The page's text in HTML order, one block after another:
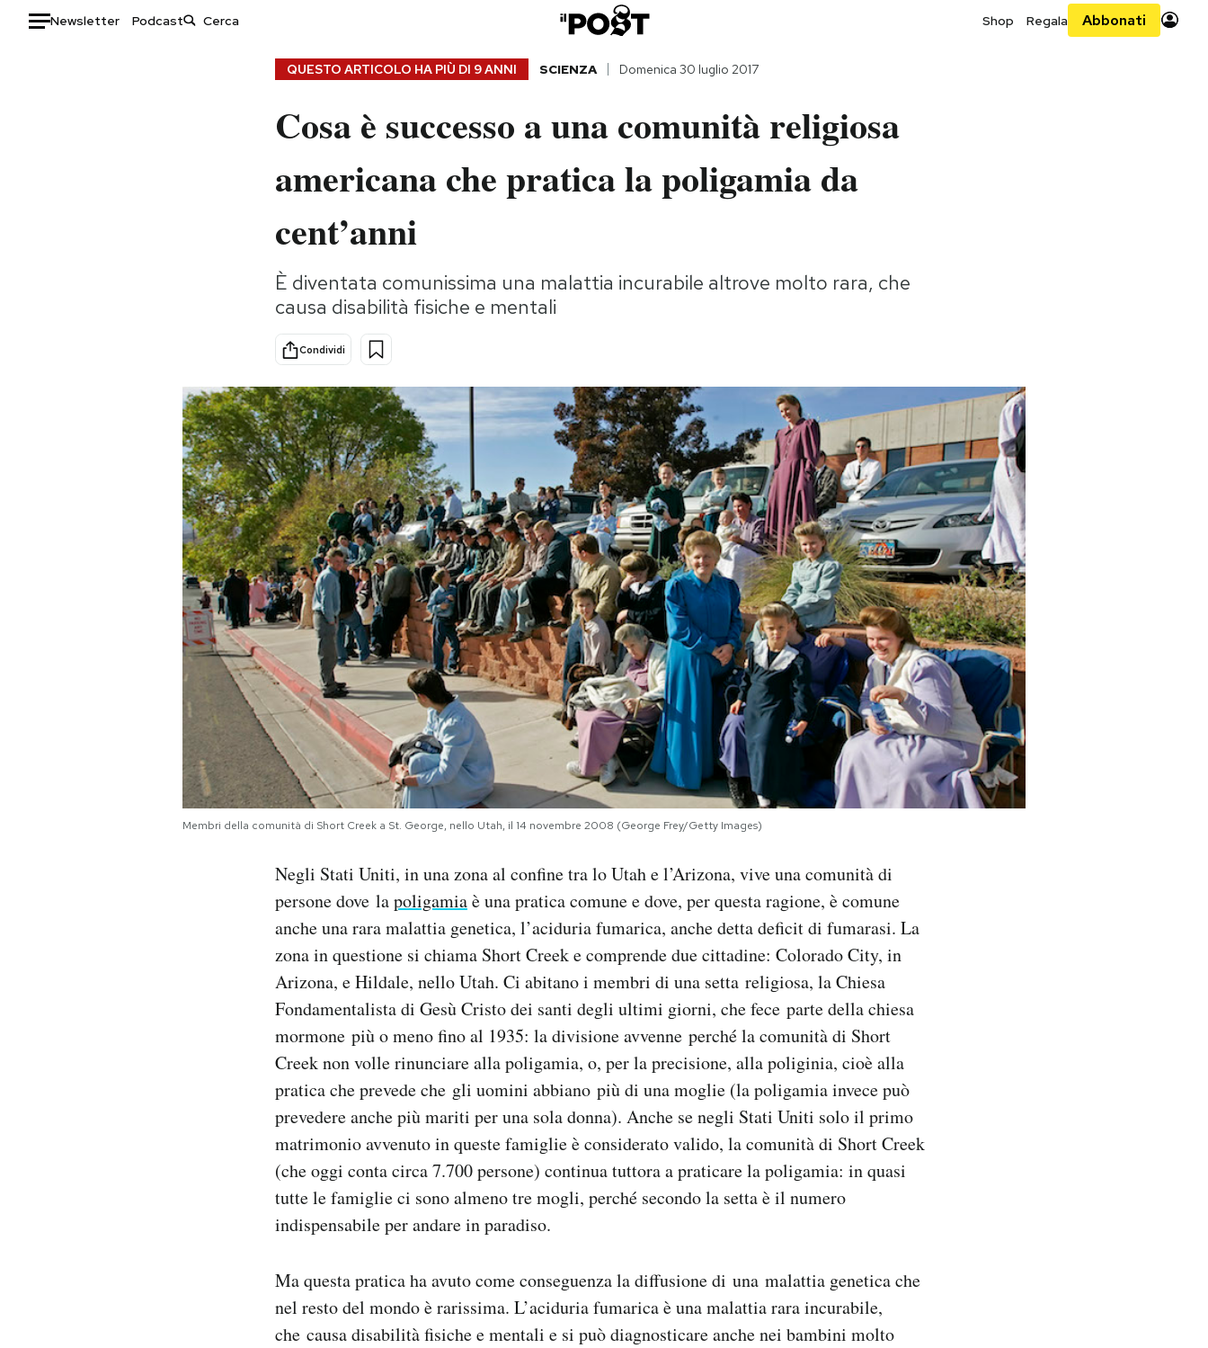
Newsletter Podcast Shop Regala Abbonati
Storie/Idee
Mondiali calcio 2026
QUESTO ARTICOLO HA PIÙ DI 9 ANNI SCIENZA Domenica 30 luglio 2017
Cosa è successo a una comunità religiosa
americana che pratica la poligamia da
cent’anni
È diventata comunissima una malattia incurabile altrove molto rara, che
causa disabilità fisiche e mentali
Condividi
Membri della comunità di Short Creek a St. George, nello Utah, il 14 novembre 2008 (George Frey/Getty Images)
Negli Stati Uniti, in una zona al confine tra lo Utah e l’Arizona, vive una comunità di
persone dove lapoligamiaè una pratica comune e dove, per questa ragione, è comune
anche una rara malattia genetica, l’aciduria fumarica, anche detta deficit di fumarasi. La
zona in questione si chiama Short Creek e comprende due cittadine: Colorado City, in
Arizona, e Hildale, nello Utah. Ci abitano i membri di una setta religiosa, la Chiesa
Fondamentalista di Gesù Cristo dei santi degli ultimi giorni, che fece parte della chiesa
mormone più o meno fino al 1935: la divisione avvenne perché la comunità di Short
Creek non volle rinunciare alla poligamia, o, per la precisione, alla poliginia, cioè alla
pratica che prevede che gli uomini abbiano più di una moglie (la poligamia invece può
prevedere anche più mariti per una sola donna). Anche se negli Stati Uniti solo il primo
matrimonio avvenuto in queste famiglie è considerato valido, la comunità di Short Creek
(che oggi conta circa 7.700 persone) continua tuttora a praticare la poligamia: in quasi
tutte le famiglie ci sono almeno tre mogli, perché secondo la setta è il numero
indispensabile per andare in paradiso.
Ma questa pratica ha avuto come conseguenza la diffusione di una malattia genetica che
nel resto del mondo è rarissima. L’aciduria fumarica è una malattia rara incurabile,
che causa disabilità fisiche e mentali e si può diagnosticare anche nei bambini molto